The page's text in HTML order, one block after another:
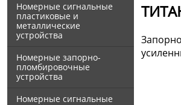
Номерные сигнальные
пластиковые и
металлические
устройства
Номерные запорно-
пломбировочные
устройства
Номерные сигнальные